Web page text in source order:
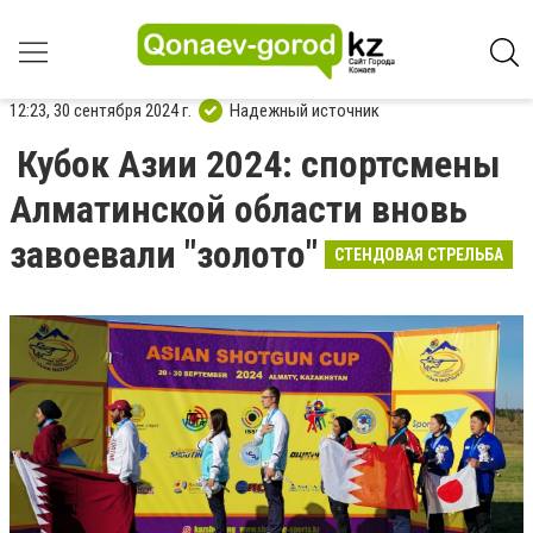
12:23, 30 сентября 2024 г. Надежный источник
Кубок Азии 2024: спортсмены
Алматинской области вновь
завоевали "золото"
СТЕНДОВАЯ СТРЕЛЬБА